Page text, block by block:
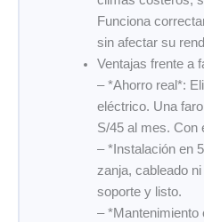
Funciona
sin afectar su
Ventajas frente a
– *Ahorro real*:
eléctrico. Una
S/45 al mes. Con
– *Instalación en
zanja, cableado
soporte y listo.
– *Mantenimiento